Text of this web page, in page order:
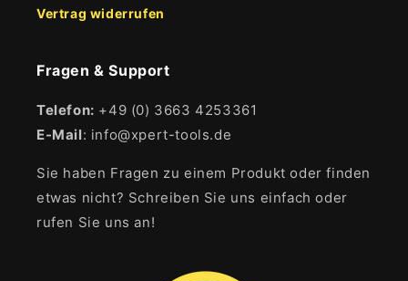
Vertrag widerrufen
Fragen & Support
Telefon: +49 (0) 3663 4253361
E-Mail: info@xpert-tools.de
Sie haben Fragen zu einem Produkt oder finden
etwas nicht? Schreiben Sie uns einfach oder
rufen Sie uns an!